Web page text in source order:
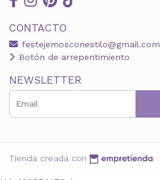
CONTACTO
festejemosconestilo@gmail.com
Botón de arrepentimiento
NEWSLETTER
Tienda creada con